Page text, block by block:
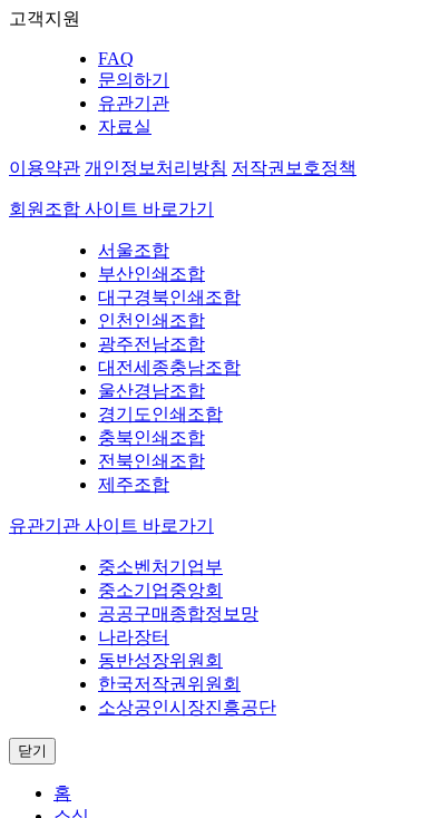
고객지원
FAQ
문의하기
유관기관
자료실
이용약관 개인정보처리방침 저작권보호정책
회원조합 사이트 바로가기
서울조합
부산인쇄조합
대구경북인쇄조합
인천인쇄조합
광주전남조합
대전세종충남조합
울산경남조합
경기도인쇄조합
충북인쇄조합
전북인쇄조합
제주조합
유관기관 사이트 바로가기
중소벤처기업부
중소기업중앙회
공공구매종합정보망
나라장터
동반성장위원회
한국저작권위원회
소상공인시장진흥공단
닫기
홈